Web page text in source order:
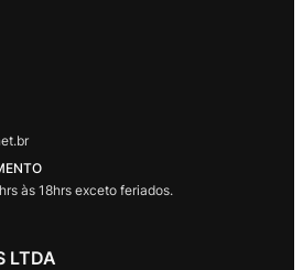
às 18hrs exceto feriados.
LTDA